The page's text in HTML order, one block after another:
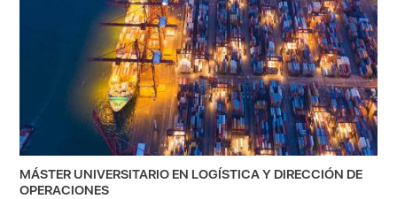
MÁSTER UNIVERSITARIO EN LOGÍSTICA Y DIRECCIÓN DE
OPERACIONES